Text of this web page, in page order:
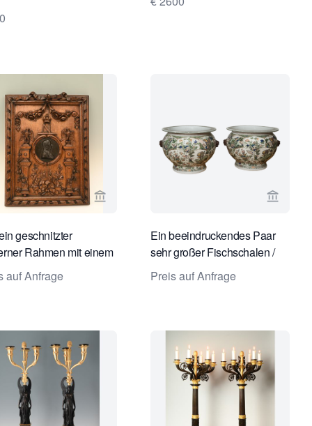
von Limburg Antiquairs ansehenVerkaeuferseite von Limburg Antiquairs
geschnitzter
Rahmen mit einem
Medaillon von
I in der Mitte.
auf Anfrage
Ein beeindruckendes Paar
sehr großer Fischschalen /
Cache-Pots im Kangxi-Stil.
Preis auf Anfrage